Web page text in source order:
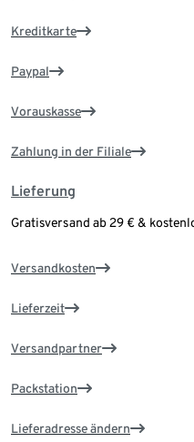
Kreditkarte
Paypal
Vorauskasse
Zahlung in der Filiale
Lieferung
Gratisversand ab 29 € &
Versandkosten
Lieferzeit
Versandpartner
Packstation
Lieferadresse ändern